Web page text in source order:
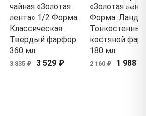
чайная «Золотая
лента» 1/2 Форма:
Классическая.
Твердый фарфор.
360 мл.
3 835 ₽ 3 529 ₽
«Золотая
Форма:
Тонкостенный
костяной
180 мл.
2 160 ₽ 1 988 ₽